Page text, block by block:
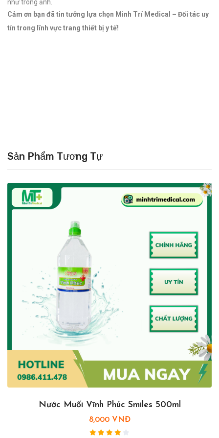
như trong ảnh.
Cảm ơn bạn đã tin tưởng lựa chọn Minh Trí Medical – Đối tác uy
tín trong lĩnh vực trang thiết bị y tế!
Sản Phẩm Tương Tự
Nước Muối Vĩnh Phúc Smiles 500ml
8,000 VNĐ